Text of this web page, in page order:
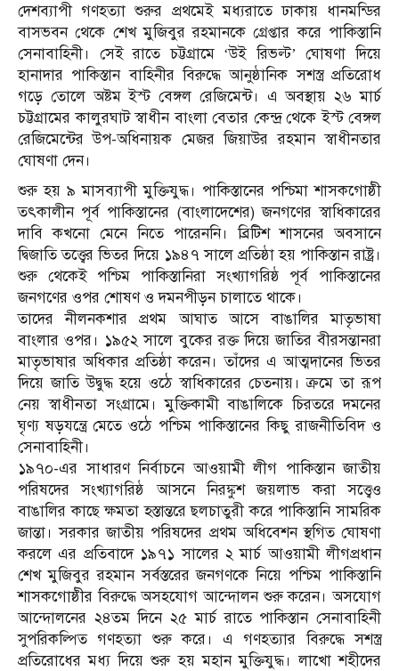
দেশব্যাপী গণহত্যা শুরুর প্রথমেই মধ্যরাতে ঢাকায় ধানমন্ডির
বাসভবন থেকে শেখ মুজিবুর রহমানকে গ্রেপ্তার করে পাকিস্তানি
সেনাবাহিনী। সেই রাতে চট্টগ্রামে ‘উই রিভল্ট’ ঘোষণা দিয়ে
হানাদার পাকিস্তান বাহিনীর বিরুদ্ধে আনুষ্ঠানিক সশস্ত্র প্রতিরোধ
গড়ে তোলে অষ্টম ইস্ট বেঙ্গল রেজিমেন্ট। এ অবস্থায় ২৬ মার্চ
চট্টগ্রামের কালুরঘাট স্বাধীন বাংলা বেতার কেন্দ্র থেকে ইস্ট বেঙ্গল
রেজিমেন্টের উপ-অধিনায়ক মেজর জিয়াউর রহমান স্বাধীনতার
ঘোষণা দেন।
শুরু হয় ৯ মাসব্যাপী মুক্তিযুদ্ধ। পাকিস্তানের পশ্চিমা শাসকগোষ্ঠী
তৎকালীন পূর্ব পাকিস্তানের (বাংলাদেশের) জনগণের স্বাধিকারের
দাবি কখনো মেনে নিতে পারেননি। ব্রিটিশ শাসনের অবসানে
দ্বিজাতি তত্ত্বের ভিতর দিয়ে ১৯৪৭ সালে প্রতিষ্ঠা হয় পাকিস্তান রাষ্ট্র।
শুরু থেকেই পশ্চিম পাকিস্তানিরা সংখ্যাগরিষ্ঠ পূর্ব পাকিস্তানের
জনগণের ওপর শোষণ ও দমনপীড়ন চালাতে থাকে।
তাদের নীলনকশার প্রথম আঘাত আসে বাঙালির মাতৃভাষা
বাংলার ওপর। ১৯৫২ সালে বুকের রক্ত দিয়ে জাতির বীরসন্তানরা
মাতৃভাষার অধিকার প্রতিষ্ঠা করেন। তাঁদের এ আত্মদানের ভিতর
দিয়ে জাতি উদ্বুদ্ধ হয়ে ওঠে স্বাধিকারের চেতনায়। ক্রমে তা রূপ
নেয় স্বাধীনতা সংগ্রামে। মুক্তিকামী বাঙালিকে চিরতরে দমনের
ঘৃণ্য ষড়যন্ত্রে মেতে ওঠে পশ্চিম পাকিস্তানের কিছু রাজনীতিবিদ ও
সেনাবাহিনী।
১৯৭০-এর সাধারণ নির্বাচনে আওয়ামী লীগ পাকিস্তান জাতীয়
পরিষদের সংখ্যাগরিষ্ঠ আসনে নিরঙ্কুশ জয়লাভ করা সত্ত্বেও
বাঙালির কাছে ক্ষমতা হস্তান্তরে ছলচাতুরী করে পাকিস্তানি সামরিক
জান্তা। সরকার জাতীয় পরিষদের প্রথম অধিবেশন স্থগিত ঘোষণা
করলে এর প্রতিবাদে ১৯৭১ সালের ২ মার্চ আওয়ামী লীগপ্রধান
শেখ মুজিবুর রহমান সর্বস্তরের জনগণকে নিয়ে পশ্চিম পাকিস্তানি
শাসকগোষ্ঠীর বিরুদ্ধে অসহযোগ আন্দোলন শুরু করেন। অসযোগ
আন্দোলনের ২৪তম দিনে ২৫ মার্চ রাতে পাকিস্তান সেনাবাহিনী
সুপরিকল্পিত গণহত্যা শুরু করে। এ গণহত্যার বিরুদ্ধে সশস্ত্র
প্রতিরোধের মধ্য দিয়ে শুরু হয় মহান মুক্তিযুদ্ধ। লাখো শহীদের